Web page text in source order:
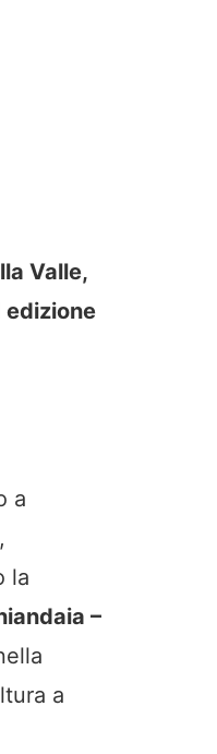
Valle,
edizione
a
la
–
a